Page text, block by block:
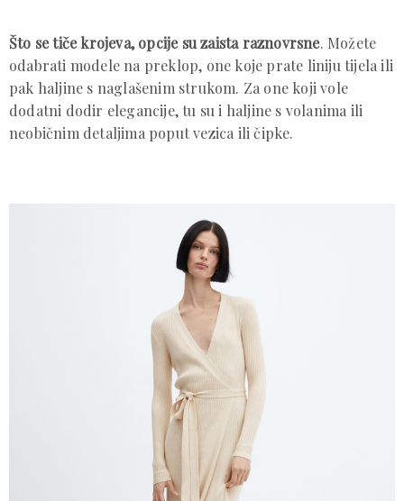
Što se tiče krojeva, opcije su zaista raznovrsne. Možete
odabrati modele na preklop, one koje prate liniju tijela ili
pak haljine s naglašenim strukom. Za one koji vole
dodatni dodir elegancije, tu su i haljine s volanima ili
neobičnim detaljima poput vezica ili čipke.